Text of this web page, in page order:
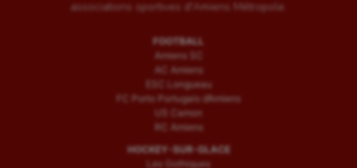
associations sportives d'Amiens Métropole.
FOOTBALL
Amiens SC
AC Amiens
ESC Longueau
FC Porto Portugais d’Amiens
US Camon
RC Amiens
HOCKEY-SUR-GLACE
Les Gothiques